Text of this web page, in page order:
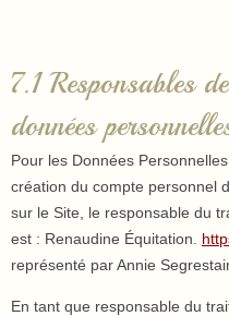
7.1 Responsables
données
Pour les Données
création du compte personnel
sur le Site, le responsable du
est : Renaudine Équitation.
représenté par Annie
En tant que responsable du